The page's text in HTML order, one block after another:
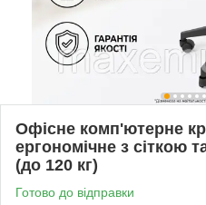
Офісне комп'ютерне
ергономічне з сіткою
(до 120 кг)
Готово до відправки